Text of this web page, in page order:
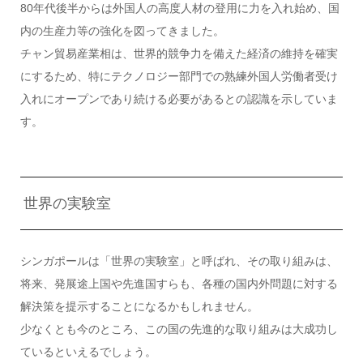
80年代後半からは外国人の高度人材の登用に力を入れ始め、国
内の生産力等の強化を図ってきました。
チャン貿易産業相は、世界的競争力を備えた経済の維持を確実
にするため、特にテクノロジー部門での熟練外国人労働者受け
入れにオープンであり続ける必要があるとの認識を示していま
す。
世界の実験室
シンガポールは「世界の実験室」と呼ばれ、その取り組みは、
将来、発展途上国や先進国すらも、各種の国内外問題に対する
解決策を提示することになるかもしれません。
少なくとも今のところ、この国の先進的な取り組みは大成功し
ているといえるでしょう。